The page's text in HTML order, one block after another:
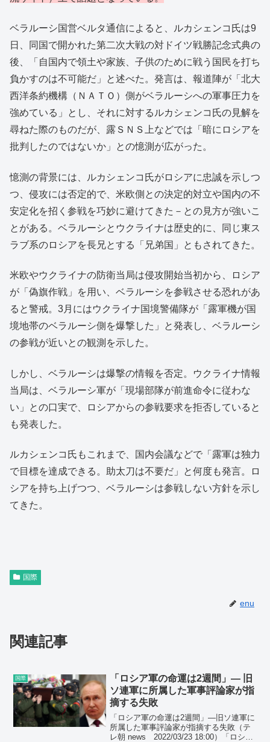
ベラルーシ国営ベルタ通信によると、ルカシェンコ氏は9
日、同国で開かれた第二次大戦の対ドイツ戦勝記念式典の
後、「自国内で領土や家族、子供のために戦う国民を打ち
負かすのは不可能だ」と述べた。発言は、報道陣が「北大
西洋条約機構（ＮＡＴＯ）側がベラルーシへの軍事圧力を
強めている」とし、それに対するルカシェンコ氏の見解を
尋ねた際のものだが、露ＳＮＳ上などでは「暗にロシアを
批判したのではないか」との憶測が広がった。
憶測の背景には、ルカシェンコ氏がロシアに忠誠を示しつ
つ、侵攻には否定的で、米欧側との決定的対立や国内の不
安定化を招く参戦を巧妙に避けてきた－との見方が強いこ
とがある。ベラルーシとウクライナは歴史的に、同じ東ス
ラブ系のロシアを長兄とする「兄弟国」ともされてきた。
米欧やウクライナの防衛当局は侵攻開始当初から、ロシア
が「偽旗作戦」を用い、ベラルーシを参戦させる恐れがあ
ると警戒。3月にはウクライナ国境警備隊が「露軍機が国
境地帯のベラルーシ側を爆撃した」と発表し、ベラルーシ
の参戦が近いとの観測を示した。
しかし、ベラルーシは爆撃の情報を否定。ウクライナ情報
当局は、ベラルーシ軍が「現場部隊が前進命令に従わな
い」との口実で、ロシアからの参戦要求を拒否していると
も発表した。
ルカシェンコ氏もこれまで、国内会議などで「露軍は独力
で目標を達成できる。助太刀は不要だ」と何度も発言。ロ
シアを持ち上げつつ、ベラルーシは参戦しない方針を示し
てきた。
国際
enu
関連記事
国際
「ロシア軍の命運は2週間」― 旧
ソ連軍に所属した軍事評論家が指
摘する失敗
「ロシア軍の命運は2週間」―旧ソ連軍に
所属した軍事評論家が指摘する失敗（テ
レ朝 news 2022/03/23 18:00）「ロシア